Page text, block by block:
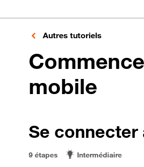
Autres tutoriels
mobile
Se connecter
9 étapes Intermédiaire